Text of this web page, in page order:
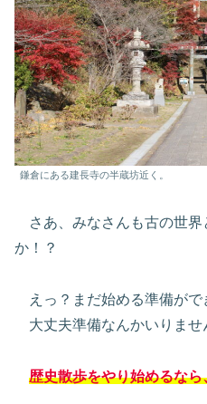
鎌倉にある建長寺の半蔵坊近く。
さあ、みなさんも古の世界
か！？
えっ？まだ始める準備がで
大丈夫準備なんかいりませ
歴史散歩をやり始めるなら